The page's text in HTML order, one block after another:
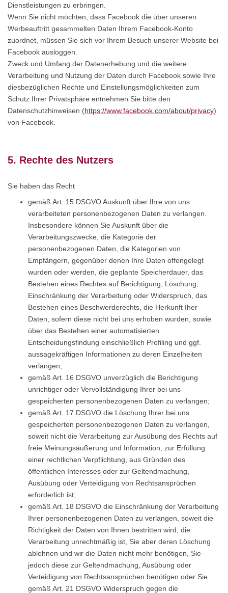
Dienstleistungen zu erbringen.
Wenn Sie nicht möchten, dass Facebook die über unseren
Werbeauftritt gesammelten Daten Ihrem Facebook-Konto
zuordnet, müssen Sie sich vor Ihrem Besuch unserer Website bei
Facebook ausloggen.
Zweck und Umfang der Datenerhebung und die weitere
Verarbeitung und Nutzung der Daten durch Facebook sowie Ihre
diesbezüglichen Rechte und Einstellungsmöglichkeiten zum
Schutz Ihrer Privatsphäre entnehmen Sie bitte den
Datenschutzhinweisen (https://www.facebook.com/about/privacy)
von Facebook.
5. Rechte des Nutzers
Sie haben das Recht
gemäß Art. 15 DSGVO Auskunft über Ihre von uns
verarbeiteten personenbezogenen Daten zu verlangen.
Insbesondere können Sie Auskunft über die
Verarbeitungszwecke, die Kategorie der
personenbezogenen Daten, die Kategorien von
Empfängern, gegenüber denen Ihre Daten offengelegt
wurden oder werden, die geplante Speicherdauer, das
Bestehen eines Rechtes auf Berichtigung, Löschung,
Einschränkung der Verarbeitung oder Widerspruch, das
Bestehen eines Beschwerderechts, die Herkunft Iher
Daten, sofern diese nicht bei uns erhoben wurden, sowie
über das Bestehen einer automatisierten
Entscheidungsfindung einschließlich Profiling und ggf.
aussagekräftigen Informationen zu deren Einzelheiten
verlangen;
gemäß Art. 16 DSGVO unverzüglich die Berichtigung
unrichtiger oder Vervollständigung Ihrer bei uns
gespeicherten personenbezogenen Daten zu verlangen;
gemäß Art. 17 DSGVO die Löschung Ihrer bei uns
gespeicherten personenbezogenen Daten zu verlangen,
soweit nicht die Verarbeitung zur Ausübung des Rechts auf
freie Meinungsäußerung und Information, zur Erfüllung
einer rechtlichen Verpflichtung, aus Gründen des
öffentlichen Interesses oder zur Geltendmachung,
Ausübung oder Verteidigung von Rechtsansprüchen
erforderlich ist;
gemäß Art. 18 DSGVO die Einschränkung der Verarbeitung
Ihrer personenbezogenen Daten zu verlangen, soweit die
Richtigkeit der Daten von Ihnen bestritten wird, die
Verarbeitung unrechtmäßig ist, Sie aber deren Löschung
ablehnen und wir die Daten nicht mehr benötigen, Sie
jedoch diese zur Geltendmachung, Ausübung oder
Verteidigung von Rechtsansprüchen benötigen oder Sie
gemäß Art. 21 DSGVO Widerspruch gegen die